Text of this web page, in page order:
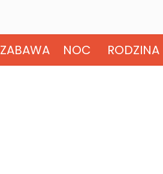
ZABAWA NOC RODZINA